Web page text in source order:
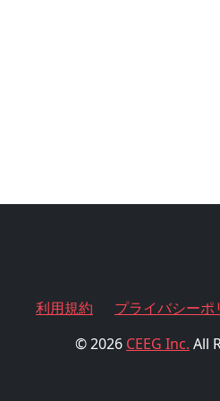
利用規約 プライバシーポ
© 2026 CEEG Inc. All